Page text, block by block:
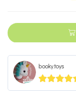
booky.toys
5out of 5